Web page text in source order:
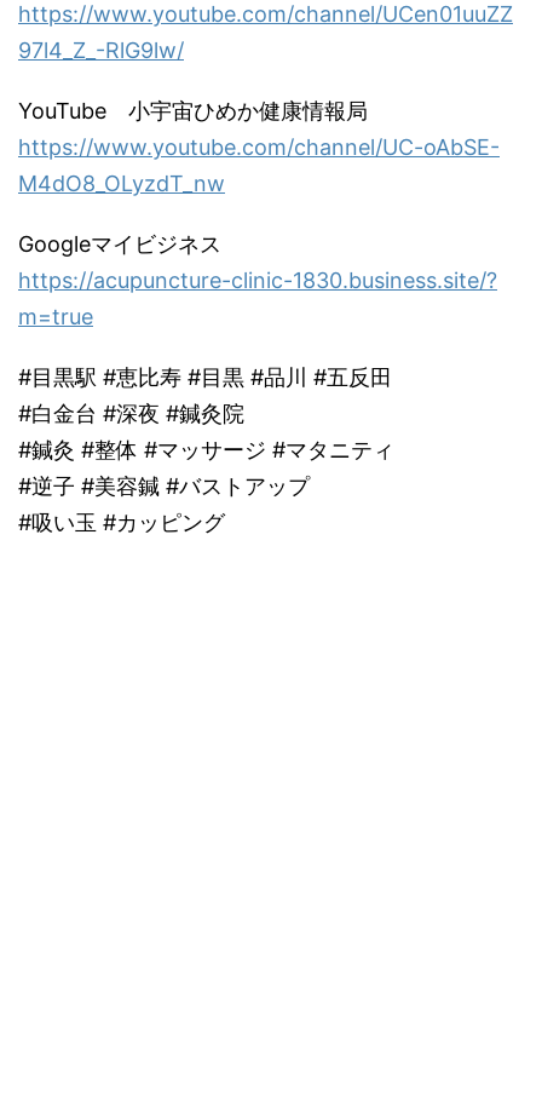
https://www.youtube.com/channel/UCen01uuZZ
97l4_Z_-RlG9lw/
YouTube 小宇宙ひめか健康情報局
https://www.youtube.com/channel/UC-oAbSE-
M4dO8_OLyzdT_nw
Googleマイビジネス
https://acupuncture-clinic-1830.business.site/?
m=true
#目黒駅 #恵比寿 #目黒 #品川 #五反田
#白金台 #深夜 #鍼灸院
#鍼灸 #整体 #マッサージ #マタニティ
#逆子 #美容鍼 #バストアップ
#吸い玉 #カッピング